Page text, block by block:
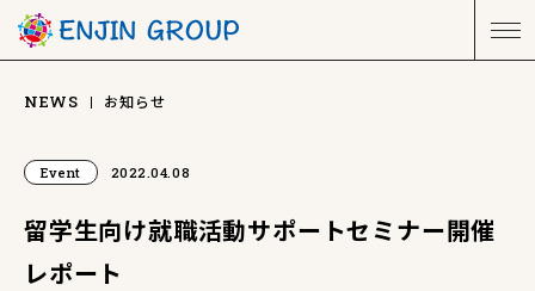
NEWS お知らせ
Event 2022.04.08
留学生向け就職活動サポートセミナー開催
レポート